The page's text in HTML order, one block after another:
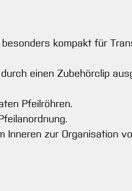
kompakt für
einen Zubehörclip
Pfeilröhren.
Inneren zur Organisation